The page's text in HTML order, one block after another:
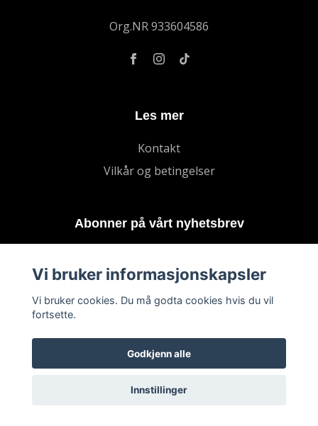
Org.NR 933604586
Les mer
Kontakt
Vilkår og betingelser
Abonner på vårt nyhetsbrev
Abonnere
© 2026 By Brandhaug–Powered by Quickbutik
Vi bruker informasjonskapsler
Vi bruker cookies. Du må godta cookies hvis du vil
fortsette.
Godkjenn alle
Innstillinger